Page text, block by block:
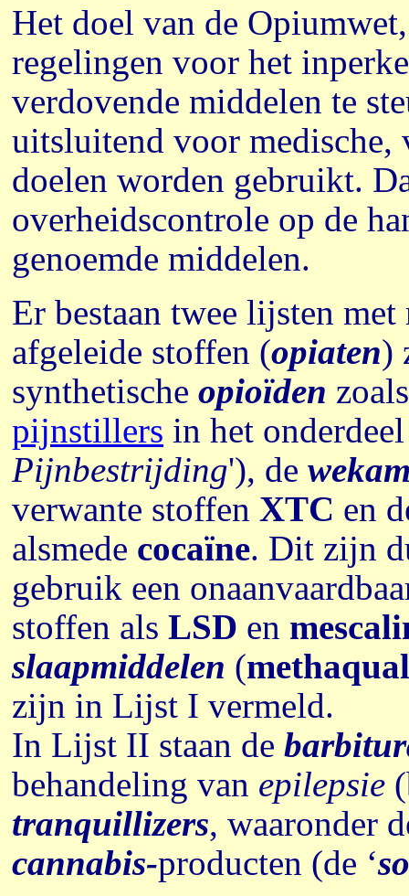
Het doel van de
regelingen voor het
verdovende middelen te
uitsluitend voor medische,
doelen worden gebruikt.
overheidscontrole op de
genoemde middelen.
Er bestaan twee lijsten
afgeleide stoffen (opiaten)
synthetische opioïden
pijnstillers in het
Pijnbestrijding'), de
verwante stoffen XTC en
alsmede cocaïne. Dit zijn
gebruik een
stoffen als LSD en
slaapmiddelen (
zijn in Lijst I vermeld.
In Lijst II staan de
behandeling van epilepsie
tranquillizers, waaronder
cannabis-producten (de ‘